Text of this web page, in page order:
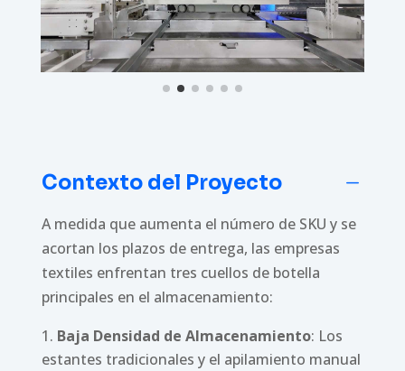
Contexto del Proyecto K
A medida que aumenta el número de SKU y se
acortan los plazos de entrega, las empresas
textiles enfrentan tres cuellos de botella
principales en el almacenamiento:
Baja Densidad de Almacenamiento: Los
estantes tradicionales y el apilamiento manual